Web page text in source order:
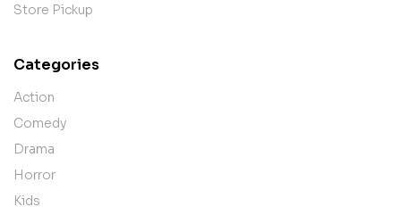
Store Pickup
Categories
Action
Comedy
Drama
Horror
Kids